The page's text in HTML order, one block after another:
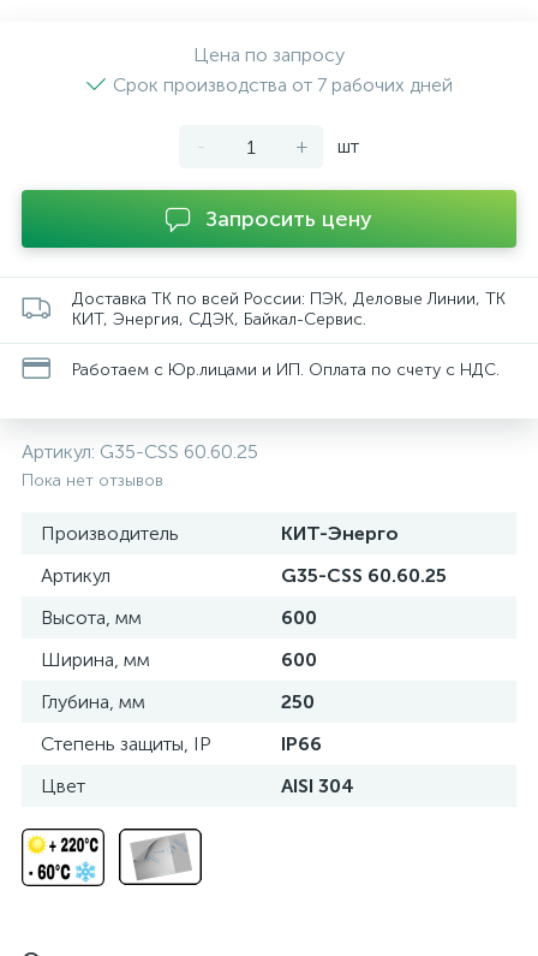
Цена по запросу
Срок производства от 7 рабочих дней
- + шт
Запросить цену
Доставка ТК по всей России: ПЭК, Деловые Линии, ТК
КИТ, Энергия, СДЭК, Байкал-Сервис.
Работаем с Юр.лицами и ИП. Оплата по счету с НДС.
Артикул: G35-CSS 60.60.25
Пока нет отзывов
Производитель
КИТ-Энерго
Артикул
G35-CSS 60.60.25
Высота, мм
600
Ширина, мм
600
Глубина, мм
250
Степень защиты, IP
IP66
Цвет
AISI 304